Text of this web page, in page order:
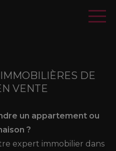
DE
VENTE
un appartement ou
?
expert immobilier dans